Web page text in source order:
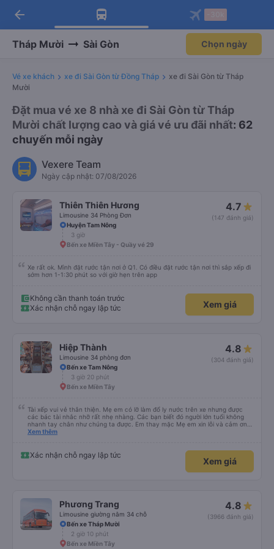
Tải app Vexere ngay!
Nhận ưu đãi thành viên độc
Mở app
Tải app Vexere
-30k/ghế khi đặt vé máy bay qua
Mở app
arrow_back
Tháp Mười Sài Gòn Chọn ngày
Vé xe khách xe đi Sài Gòn từ Đồng Tháp
xe đi Sài Gòn từ Tháp
Mười
Đặt mua vé xe 8 nhà xe đi Sài Gòn từ Tháp
Mười chất lượng cao và giá vé ưu đãi nhất: 62
chuyến mỗi ngày
Vexere Team
Ngày cập nhật: 07/08/2026
Thiên Thiên Hương
Limousine 34 Phòng Đơn
4.7
(147 đánh giá)
Huyện Tam Nông
3 giờ
Bến xe Miền Tây - Quầy vé 29
Xe rất ok. Mình đặt rước tận nơi ở Q1. Có điều đặt rước tận nơi thì sắp xếp đi
sớm hơn 1-1:30 phút so với giờ hẹn trên app
Không cần thanh toán trước
Xác nhận chỗ ngay lập tức
Xem giá
Hiệp Thành
Limousine 34 phòng đơn
4.8
(304 đánh giá)
Bến xe Tam Nông
3 giờ 20 phút
Bến xe Miền Tây
Tài xếp vui vẻ thân thiện. Mẹ em có lỡ làm đổ ly nước trên xe nhưng được
các bác tài nhắc nhỡ rất nhẹ nhàng. Các bạn biết đó người lớn tuổi không
nhanh tay chân như chúng ta được. Em thay mặc Mẹ em xin lỗi và cảm ơn
các bác tài xe Hiệp Thành rất nhiều ạ.
Xem thêm
Xác nhận chỗ ngay lập tức
Xem giá
Phương Trang
Limousine giường nằm 34 chỗ
4.8
(3966 đánh giá)
Bến xe Tháp Mười
2 giờ 10 phút
Bến xe Miền Tây